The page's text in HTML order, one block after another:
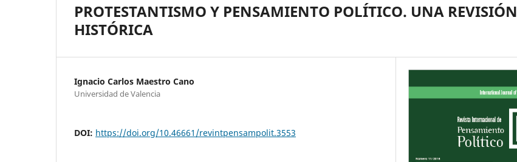
PROTESTANTISMO Y PENSAMIENTO POLÍTICO. UNA REVISIÓN
HISTÓRICA
Ignacio Carlos Maestro Cano
Universidad de Valencia
DOI: https://doi.org/10.46661/revintpensampolit.3553